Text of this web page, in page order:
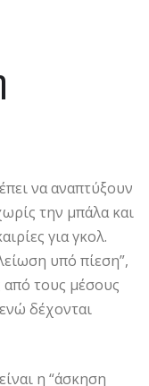
να αναπτύξουν
την μπάλα και
για γκολ.
υπό πίεση”,
από τους μέσους
δέχονται
η “άσκηση